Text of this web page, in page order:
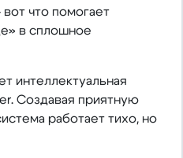
что помогает
в сплошное
интеллектуальная
Создавая приятную
работает тихо, но